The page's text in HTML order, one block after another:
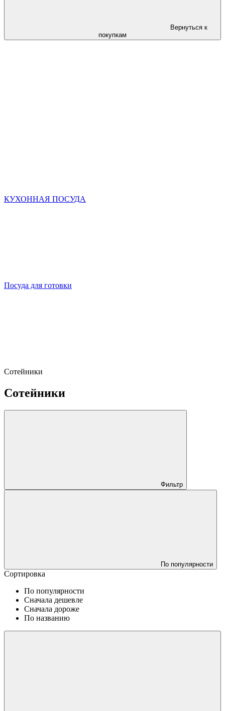
Вернуться к
покупкам
КУХОННАЯ ПОСУДА
Посуда для готовки
Сотейники
Сотейники
Фильтр
По популярности
Сортировка
По популярности
Сначала дешевле
Сначала дороже
По названию